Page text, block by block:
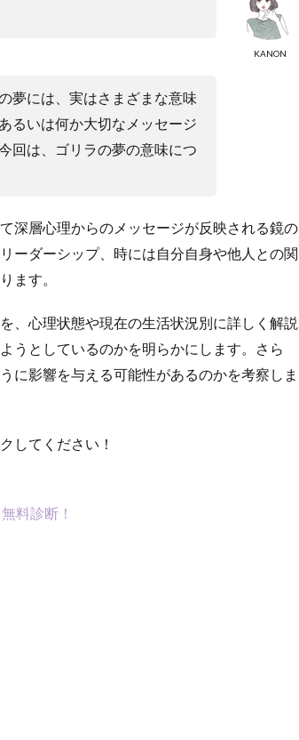
KANON
夢には、実はさまざまな意味
るいは何か大切なメッセージ
回は、ゴリラの夢の意味につ
深層心理からのメッセージが反映される鏡の
ーダーシップ、時には自分自身や他人との関
ます。
、心理状態や現在の生活状況別に詳しく解説
うとしているのかを明らかにします。さら
に影響を与える可能性があるのかを考察しま
してください！
料診断！